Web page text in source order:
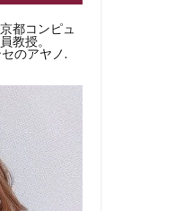
都コンピュ
教授。
のアヤノ.